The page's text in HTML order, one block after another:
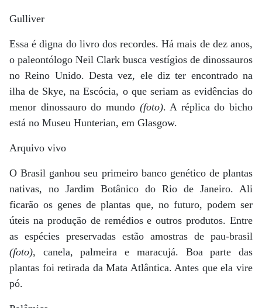
Gulliver
Essa é digna do livro dos recordes. Há mais de dez anos,
o paleontólogo Neil Clark busca vestígios de dinossauros
no Reino Unido. Desta vez, ele diz ter encontrado na
ilha de Skye, na Escócia, o que seriam as evidências do
menor dinossauro do mundo (foto). A réplica do bicho
está no Museu Hunterian, em Glasgow.
Arquivo vivo
O Brasil ganhou seu primeiro banco genético de plantas
nativas, no Jardim Botânico do Rio de Janeiro. Ali
ficarão os genes de plantas que, no futuro, podem ser
úteis na produção de remédios e outros produtos. Entre
as espécies preservadas estão amostras de pau-brasil
(foto), canela, palmeira e maracujá. Boa parte das
plantas foi retirada da Mata Atlântica. Antes que ela vire
pó.